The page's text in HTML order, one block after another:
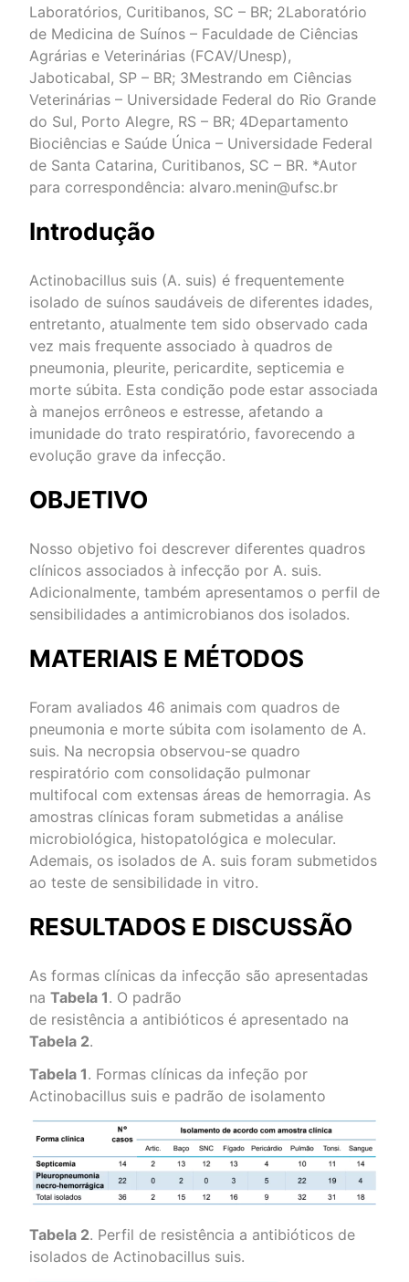
Laboratórios, Curitibanos, SC – BR; 2Laboratório
de Medicina de Suínos – Faculdade de Ciências
Agrárias e Veterinárias (FCAV/Unesp),
Jaboticabal, SP – BR; 3Mestrando em Ciências
Veterinárias – Universidade Federal do Rio Grande
do Sul, Porto Alegre, RS – BR; 4Departamento
Biociências e Saúde Única – Universidade Federal
de Santa Catarina, Curitibanos, SC – BR. *Autor
para correspondência: alvaro.menin@ufsc.br
Introdução
Actinobacillus suis (A. suis) é frequentemente
isolado de suínos saudáveis de diferentes idades,
entretanto, atualmente tem sido observado cada
vez mais frequente associado à quadros de
pneumonia, pleurite, pericardite, septicemia e
morte súbita. Esta condição pode estar associada
à manejos errôneos e estresse, afetando a
imunidade do trato respiratório, favorecendo a
evolução grave da infecção.
OBJETIVO
Nosso objetivo foi descrever diferentes quadros
clínicos associados à infecção por A. suis.
Adicionalmente, também apresentamos o perfil de
sensibilidades a antimicrobianos dos isolados.
MATERIAIS E MÉTODOS
Foram avaliados 46 animais com quadros de
pneumonia e morte súbita com isolamento de A.
suis. Na necropsia observou-se quadro
respiratório com consolidação pulmonar
multifocal com extensas áreas de hemorragia. As
amostras clínicas foram submetidas a análise
microbiológica, histopatológica e molecular.
Ademais, os isolados de A. suis foram submetidos
ao teste de sensibilidade in vitro.
RESULTADOS E DISCUSSÃO
As formas clínicas da infecção são apresentadas
na Tabela 1. O padrão
de resistência a antibióticos é apresentado na
Tabela 2.
Tabela 1. Formas clínicas da infeção por
Actinobacillus suis e padrão de isolamento
Tabela 2. Perfil de resistência a antibióticos de
isolados de Actinobacillus suis.